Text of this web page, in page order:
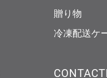
ョッピングバッグ
贈り物
冷凍配送ケ